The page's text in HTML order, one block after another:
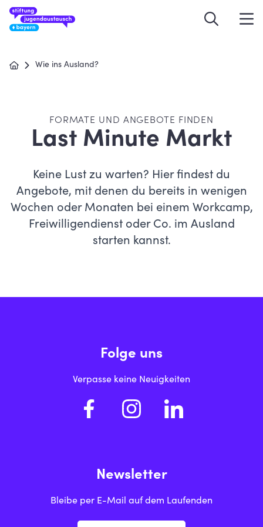
Wie ins Ausland?
FORMATE UND ANGEBOTE FINDEN
Last Minute Markt
Keine Lust zu warten? Hier findest du
Angebote, mit denen du bereits in wenigen
Wochen oder Monaten bei einem Workcamp,
Freiwilligendienst oder Co. im Ausland
starten kannst.
Folge uns
Verpasse keine Neuigkeiten
Newsletter
Bleibe per E-Mail auf dem Laufenden